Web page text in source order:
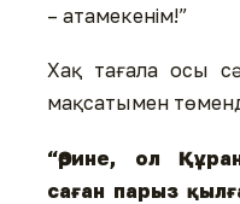
– атамекенім!”
Хақ тағала осы
мақсатымен
“Әрине, ол
саған парыз